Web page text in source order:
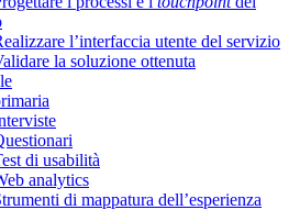
l’interfaccia utente del servizio
la soluzione ottenuta
di usabilità
analytics
di mappatura dell’esperienza